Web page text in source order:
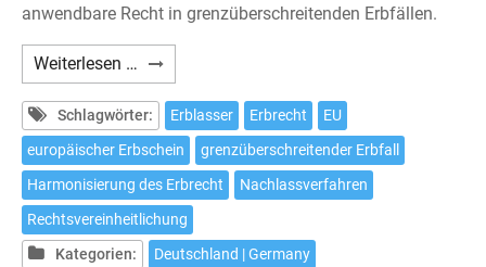
anwendbare Recht in grenzüberschreitenden Erbfällen.
Weiterlesen … Gerichtsstandsvereinbarung
nach
Artikel
5
EUErbVO
Schlagwörter: Erblasser Erbrecht
EU
europäischer Erbschein
grenzüberschreitender Erbfall
Harmonisierung des Erbrecht
Nachlassverfahren
Rechtsvereinheitlichung
Kategorien:
Deutschland | Germany